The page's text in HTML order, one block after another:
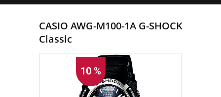
CASIO AWG-M100-1A G-SHOCK
Classic
10 %